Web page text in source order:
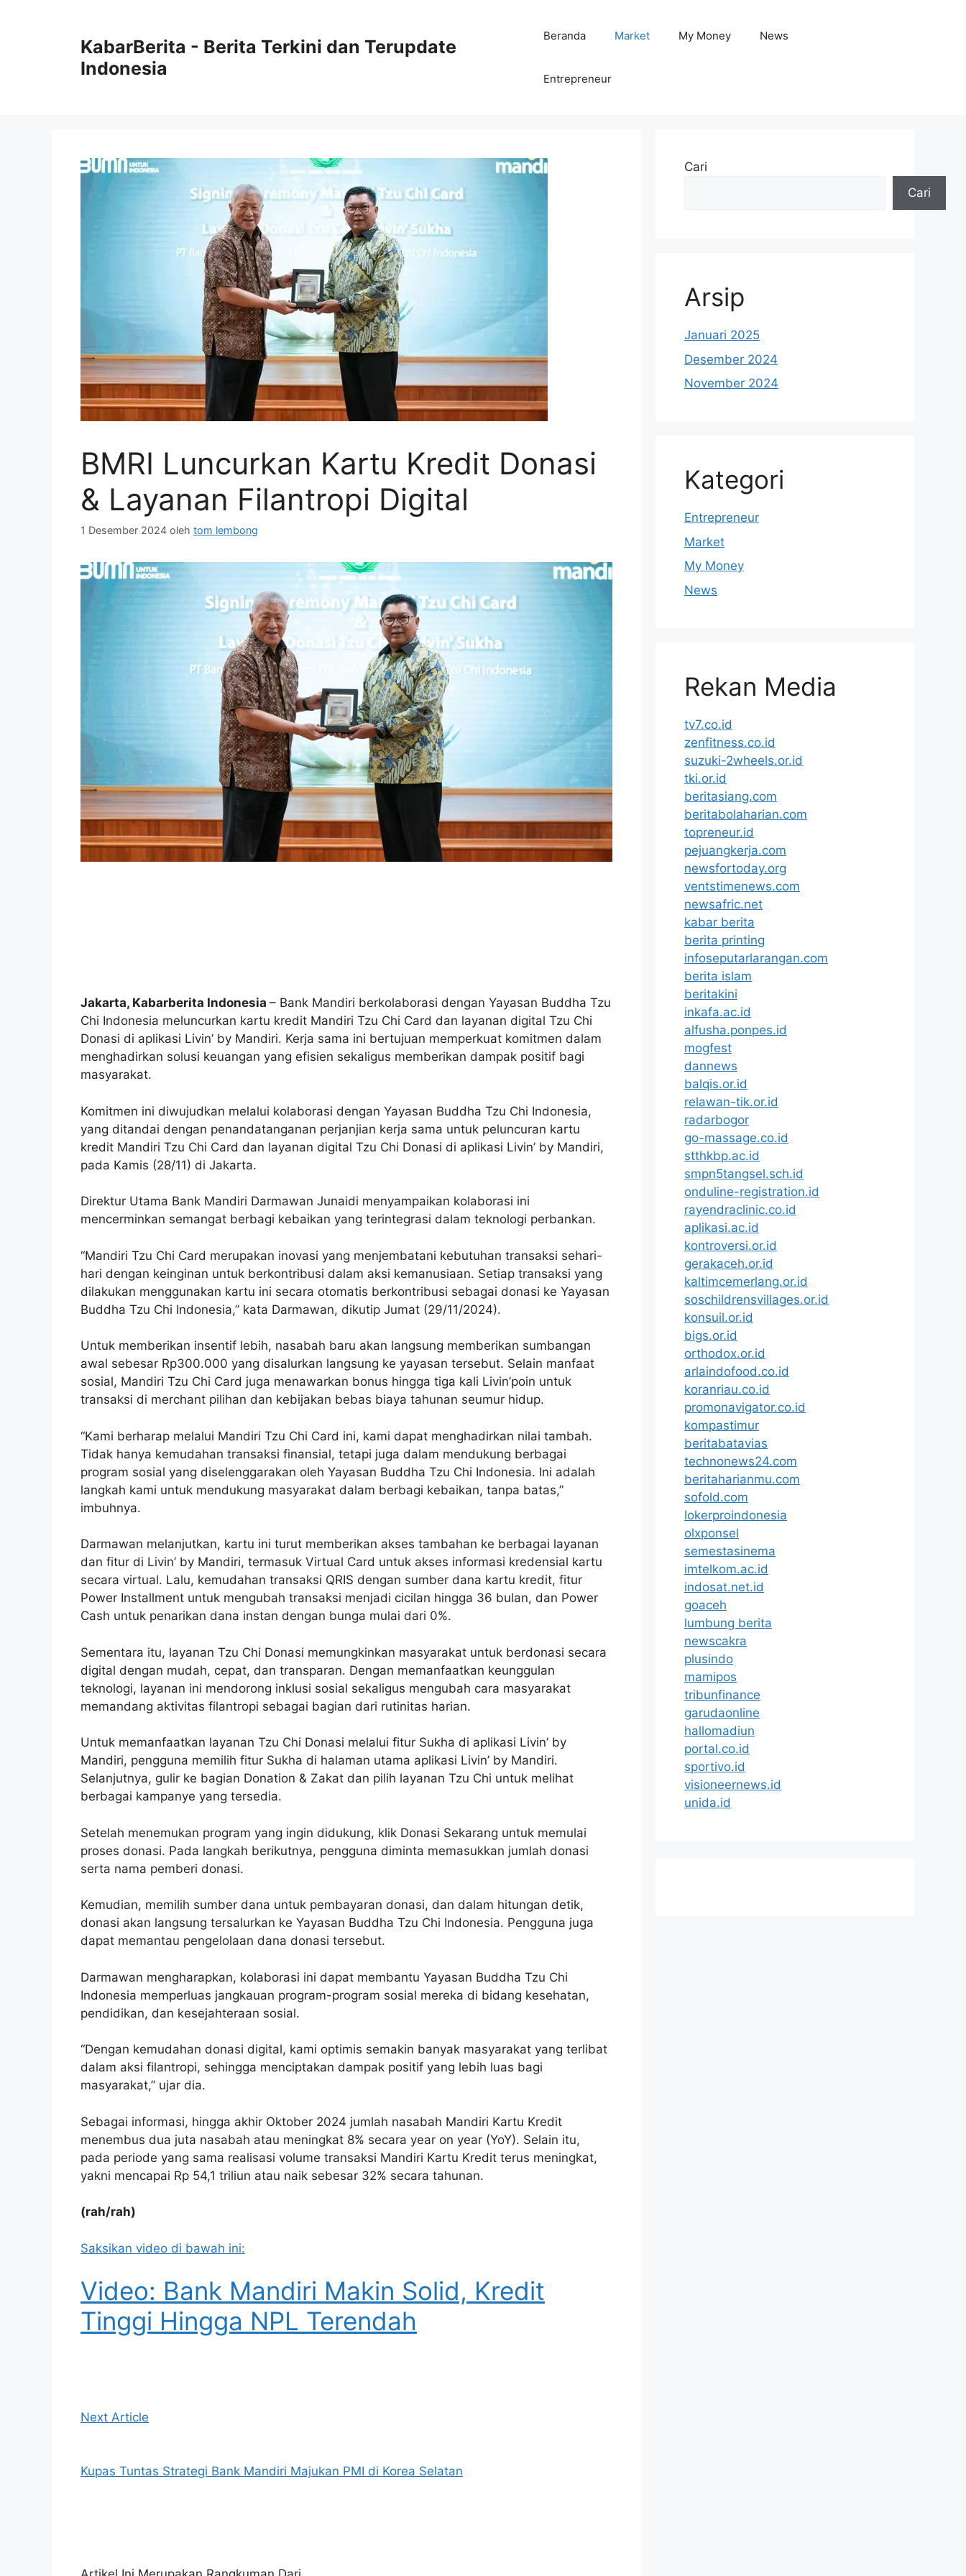
KabarBerita - Berita Terkini dan Terupdate
Indonesia
Beranda Market My Money News
Entrepreneur
BMRI Luncurkan Kartu Kredit Donasi
& Layanan Filantropi Digital
1 Desember 2024 oleh tom lembong
Jakarta, Kabarberita Indonesia – Bank Mandiri berkolaborasi dengan Yayasan Buddha Tzu
Chi Indonesia meluncurkan kartu kredit Mandiri Tzu Chi Card dan layanan digital Tzu Chi
Donasi di aplikasi Livin’ by Mandiri. Kerja sama ini bertujuan memperkuat komitmen dalam
menghadirkan solusi keuangan yang efisien sekaligus memberikan dampak positif bagi
masyarakat.
Komitmen ini diwujudkan melalui kolaborasi dengan Yayasan Buddha Tzu Chi Indonesia,
yang ditandai dengan penandatanganan perjanjian kerja sama untuk peluncuran kartu
kredit Mandiri Tzu Chi Card dan layanan digital Tzu Chi Donasi di aplikasi Livin’ by Mandiri,
pada Kamis (28/11) di Jakarta.
Direktur Utama Bank Mandiri Darmawan Junaidi menyampaikan kolaborasi ini
mencerminkan semangat berbagi kebaikan yang terintegrasi dalam teknologi perbankan.
“Mandiri Tzu Chi Card merupakan inovasi yang menjembatani kebutuhan transaksi sehari-
hari dengan keinginan untuk berkontribusi dalam aksi kemanusiaan. Setiap transaksi yang
dilakukan menggunakan kartu ini secara otomatis berkontribusi sebagai donasi ke Yayasan
Buddha Tzu Chi Indonesia,” kata Darmawan, dikutip Jumat (29/11/2024).
Untuk memberikan insentif lebih, nasabah baru akan langsung memberikan sumbangan
awal sebesar Rp300.000 yang disalurkan langsung ke yayasan tersebut. Selain manfaat
sosial, Mandiri Tzu Chi Card juga menawarkan bonus hingga tiga kali Livin’poin untuk
transaksi di merchant pilihan dan kebijakan bebas biaya tahunan seumur hidup.
“Kami berharap melalui Mandiri Tzu Chi Card ini, kami dapat menghadirkan nilai tambah.
Tidak hanya kemudahan transaksi finansial, tetapi juga dalam mendukung berbagai
program sosial yang diselenggarakan oleh Yayasan Buddha Tzu Chi Indonesia. Ini adalah
langkah kami untuk mendukung masyarakat dalam berbagi kebaikan, tanpa batas,”
imbuhnya.
Darmawan melanjutkan, kartu ini turut memberikan akses tambahan ke berbagai layanan
dan fitur di Livin’ by Mandiri, termasuk Virtual Card untuk akses informasi kredensial kartu
secara virtual. Lalu, kemudahan transaksi QRIS dengan sumber dana kartu kredit, fitur
Power Installment untuk mengubah transaksi menjadi cicilan hingga 36 bulan, dan Power
Cash untuk penarikan dana instan dengan bunga mulai dari 0%.
Sementara itu, layanan Tzu Chi Donasi memungkinkan masyarakat untuk berdonasi secara
digital dengan mudah, cepat, dan transparan. Dengan memanfaatkan keunggulan
teknologi, layanan ini mendorong inklusi sosial sekaligus mengubah cara masyarakat
memandang aktivitas filantropi sebagai bagian dari rutinitas harian.
Untuk memanfaatkan layanan Tzu Chi Donasi melalui fitur Sukha di aplikasi Livin’ by
Mandiri, pengguna memilih fitur Sukha di halaman utama aplikasi Livin’ by Mandiri.
Selanjutnya, gulir ke bagian Donation & Zakat dan pilih layanan Tzu Chi untuk melihat
berbagai kampanye yang tersedia.
Setelah menemukan program yang ingin didukung, klik Donasi Sekarang untuk memulai
proses donasi. Pada langkah berikutnya, pengguna diminta memasukkan jumlah donasi
serta nama pemberi donasi.
Kemudian, memilih sumber dana untuk pembayaran donasi, dan dalam hitungan detik,
donasi akan langsung tersalurkan ke Yayasan Buddha Tzu Chi Indonesia. Pengguna juga
dapat memantau pengelolaan dana donasi tersebut.
Darmawan mengharapkan, kolaborasi ini dapat membantu Yayasan Buddha Tzu Chi
Indonesia memperluas jangkauan program-program sosial mereka di bidang kesehatan,
pendidikan, dan kesejahteraan sosial.
“Dengan kemudahan donasi digital, kami optimis semakin banyak masyarakat yang terlibat
dalam aksi filantropi, sehingga menciptakan dampak positif yang lebih luas bagi
masyarakat,” ujar dia.
Sebagai informasi, hingga akhir Oktober 2024 jumlah nasabah Mandiri Kartu Kredit
menembus dua juta nasabah atau meningkat 8% secara year on year (YoY). Selain itu,
pada periode yang sama realisasi volume transaksi Mandiri Kartu Kredit terus meningkat,
yakni mencapai Rp 54,1 triliun atau naik sebesar 32% secara tahunan.
(rah/rah)
Saksikan video di bawah ini:
Video: Bank Mandiri Makin Solid, Kredit
Tinggi Hingga NPL Terendah
Next Article
Kupas Tuntas Strategi Bank Mandiri Majukan PMI di Korea Selatan
Cari
Cari
Arsip
Januari 2025
Desember 2024
November 2024
Kategori
Entrepreneur
Market
My Money
News
Rekan Media
tv7.co.id
zenfitness.co.id
suzuki-2wheels.or.id
tki.or.id
beritasiang.com
beritabolaharian.com
topreneur.id
pejuangkerja.com
newsfortoday.org
ventstimenews.com
newsafric.net
kabar berita
berita printing
infoseputarlarangan.com
berita islam
beritakini
inkafa.ac.id
alfusha.ponpes.id
mogfest
dannews
balqis.or.id
relawan-tik.or.id
radarbogor
go-massage.co.id
stthkbp.ac.id
smpn5tangsel.sch.id
onduline-registration.id
rayendraclinic.co.id
aplikasi.ac.id
kontroversi.or.id
gerakaceh.or.id
kaltimcemerlang.or.id
soschildrensvillages.or.id
konsuil.or.id
bigs.or.id
orthodox.or.id
arlaindofood.co.id
koranriau.co.id
promonavigator.co.id
kompastimur
beritabatavias
technonews24.com
beritaharianmu.com
sofold.com
lokerproindonesia
olxponsel
semestasinema
imtelkom.ac.id
indosat.net.id
goaceh
lumbung berita
newscakra
plusindo
mamipos
tribunfinance
garudaonline
hallomadiun
portal.co.id
sportivo.id
visioneernews.id
unida.id